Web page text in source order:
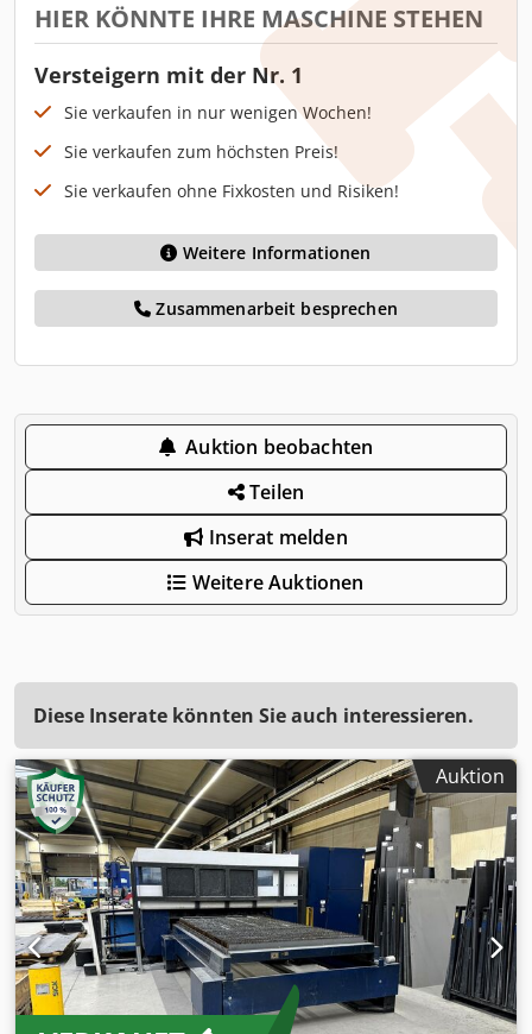
HIER KÖNNTE IHRE MASCHINE STEHEN
Versteigern mit der Nr. 1
Sie verkaufen in nur wenigen Wochen!
Sie verkaufen zum höchsten Preis!
Sie verkaufen ohne Fixkosten und Risiken!
Weitere Informationen
Zusammenarbeit besprechen
Auktion beobachten
Teilen
Inserat melden
Weitere Auktionen
Diese Inserate könnten Sie auch interessieren.
Auktion